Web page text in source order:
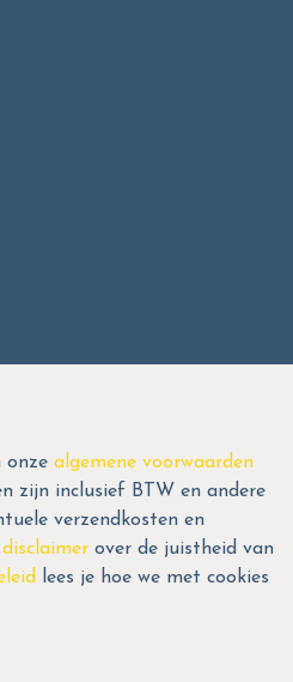
onze algemene voorwaarden
zijn inclusief BTW en andere
verzendkosten en
disclaimer over de juistheid van
lees je hoe we met cookies